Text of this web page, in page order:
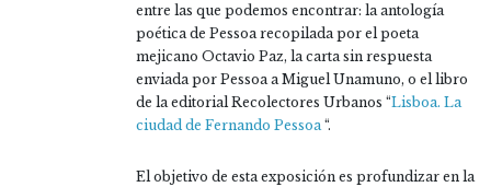
entre las que podemos encontrar: la antología
poética de Pessoa recopilada por el poeta
mejicano Octavio Paz, la carta sin respuesta
enviada por Pessoa a Miguel Unamuno, o el libro
de la editorial Recolectores Urbanos “Lisboa. La
ciudad de Fernando Pessoa“.
El objetivo de esta exposición es profundizar en la